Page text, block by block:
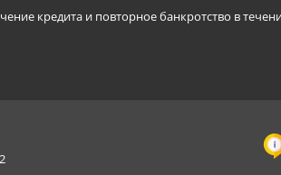
кредита и повторное банкротство в